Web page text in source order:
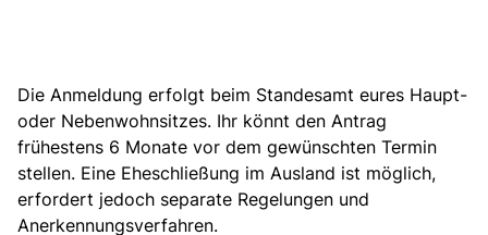
Die Anmeldung erfolgt beim Standesamt eures Haupt-
oder Nebenwohnsitzes. Ihr könnt den Antrag
frühestens 6 Monate vor dem gewünschten Termin
stellen. Eine Eheschließung im Ausland ist möglich,
erfordert jedoch separate Regelungen und
Anerkennungsverfahren.